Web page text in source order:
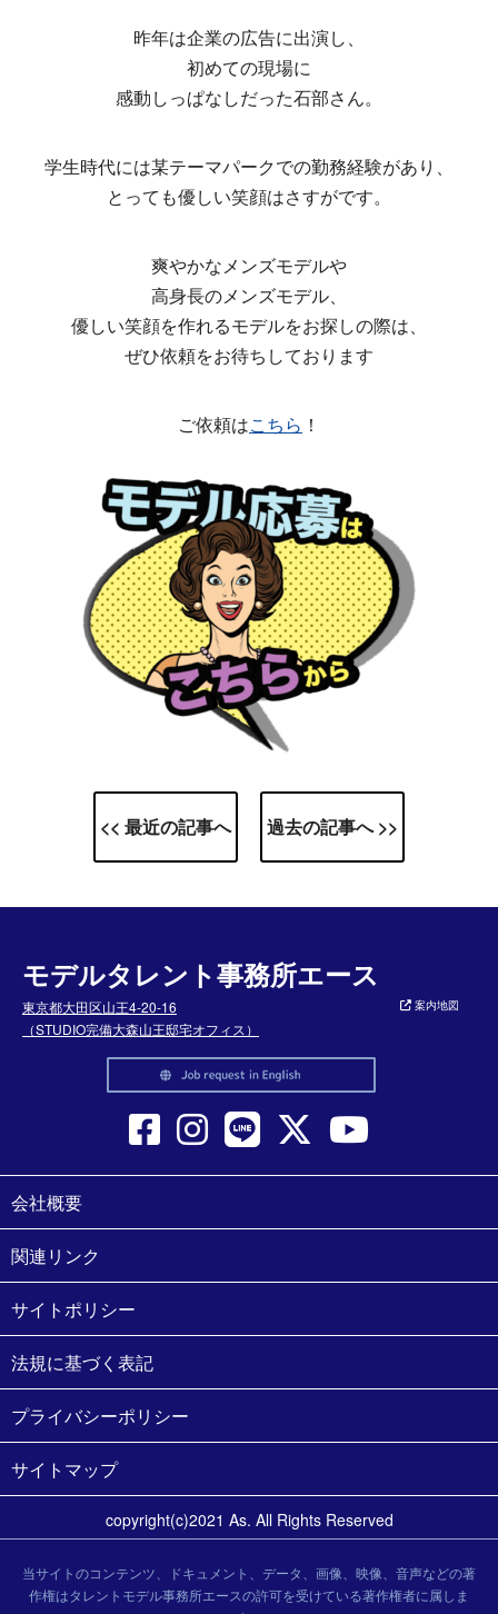
昨年は企業の広告に出演し、
初めての現場に
感動しっぱなしだった石部さん。
学生時代には某テーマパークでの勤務経験があり、
とっても優しい笑顔はさすがです。
爽やかなメンズモデルや
高身長のメンズモデル、
優しい笑顔を作れるモデルをお探しの際は、
ぜひ依頼をお待ちしております
ご依頼はこちら ！
<< 最近の記事へ 過去の記事へ >>
モデルタレント事務所エース
東京都大田区山王4-20-16
（STUDIO完備大森山王邸宅オフィス）
案内地図
会社概要
関連リンク
サイトポリシー
法規に基づく表記
プライバシーポリシー
サイトマップ
copyright(c)2021 As. All Rights Reserved
当サイトのコンテンツ、ドキュメント、データ、画像、映像、音声などの著
作権はタレントモデル事務所エースの許可を受けている著作権者に属しま